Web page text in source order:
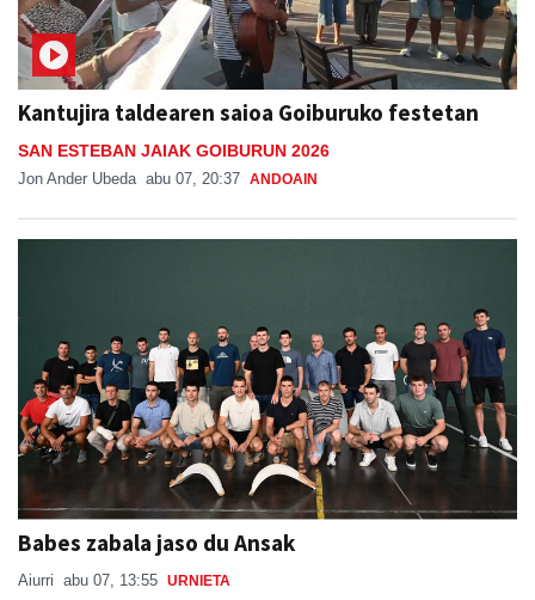
Kantujira taldearen saioa Goiburuko festetan
SAN ESTEBAN JAIAK GOIBURUN 2026
Jon Ander Ubeda abu 07, 20:37 ANDOAIN
Babes zabala jaso du Ansak
Aiurri abu 07, 13:55 URNIETA